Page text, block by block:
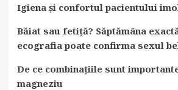
Igiena și confortul pacientului
Băiat sau fetiță? Săptămâna
ecografia poate confirma sexul
De ce combinațiile sunt
magneziu